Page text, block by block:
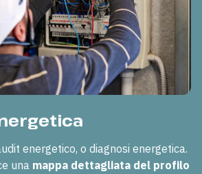
energetico, o diagnosi energetica.
una mappa dettagliata del profilo